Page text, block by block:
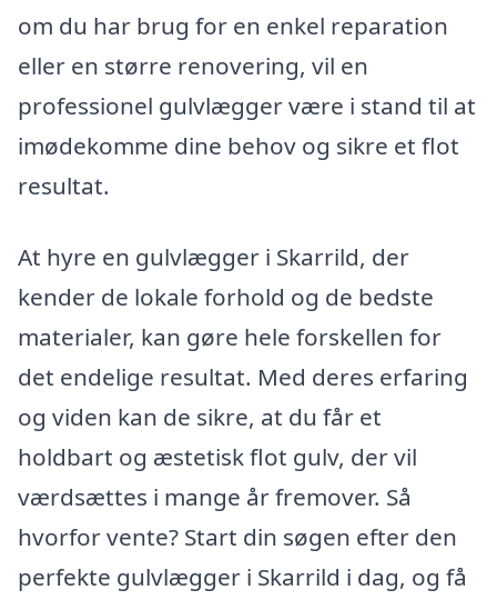
om du har brug for en enkel reparation
eller en større renovering, vil en
professionel gulvlægger være i stand til at
imødekomme dine behov og sikre et flot
resultat.
At hyre en gulvlægger i Skarrild, der
kender de lokale forhold og de bedste
materialer, kan gøre hele forskellen for
det endelige resultat. Med deres erfaring
og viden kan de sikre, at du får et
holdbart og æstetisk flot gulv, der vil
værdsættes i mange år fremover. Så
hvorfor vente? Start din søgen efter den
perfekte gulvlægger i Skarrild i dag, og få